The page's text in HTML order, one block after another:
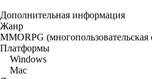
Дополнительная информация
Жанр
MMORPG (многопользовательская
Платформы
Windows
Mac